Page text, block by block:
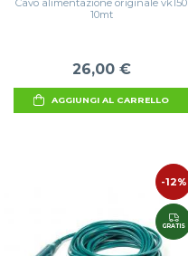
10mt
26,00 €
AGGIUNGI AL CARRELLO
-12%
GRATIS